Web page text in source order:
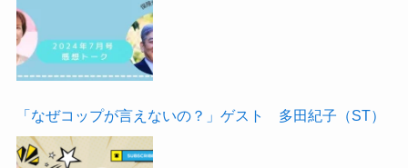
「なぜコップが言えないの？」ゲスト 多田紀子（ST）